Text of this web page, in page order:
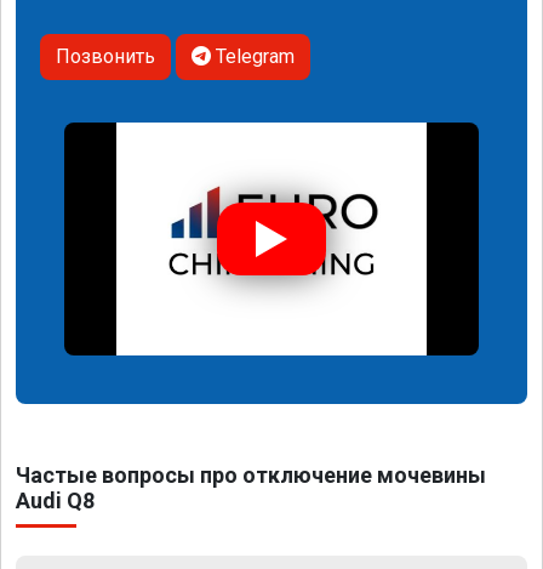
Позвонить Telegram
Частые вопросы про отключение мочевины
Audi Q8